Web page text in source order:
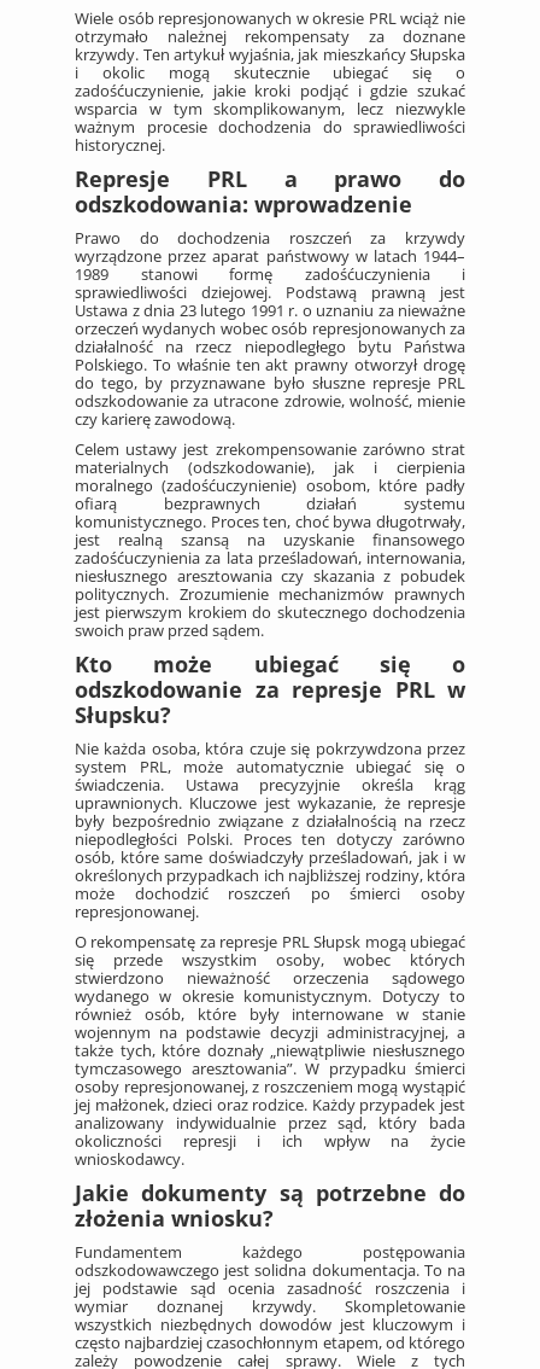
Wiele osób represjonowanych w okresie PRL wciąż nie
otrzymało należnej rekompensaty za doznane
krzywdy. Ten artykuł wyjaśnia, jak mieszkańcy Słupska
i okolic mogą skutecznie ubiegać się o
zadośćuczynienie, jakie kroki podjąć i gdzie szukać
wsparcia w tym skomplikowanym, lecz niezwykle
ważnym procesie dochodzenia do sprawiedliwości
historycznej.
Represje PRL a prawo do
odszkodowania: wprowadzenie
Prawo do dochodzenia roszczeń za krzywdy
wyrządzone przez aparat państwowy w latach 1944–
1989 stanowi formę zadośćuczynienia i
sprawiedliwości dziejowej. Podstawą prawną jest
Ustawa z dnia 23 lutego 1991 r. o uznaniu za nieważne
orzeczeń wydanych wobec osób represjonowanych za
działalność na rzecz niepodległego bytu Państwa
Polskiego. To właśnie ten akt prawny otworzył drogę
do tego, by przyznawane było słuszne represje PRL
odszkodowanie za utracone zdrowie, wolność, mienie
czy karierę zawodową.
Celem ustawy jest zrekompensowanie zarówno strat
materialnych (odszkodowanie), jak i cierpienia
moralnego (zadośćuczynienie) osobom, które padły
ofiarą bezprawnych działań systemu
komunistycznego. Proces ten, choć bywa długotrwały,
jest realną szansą na uzyskanie finansowego
zadośćuczynienia za lata prześladowań, internowania,
niesłusznego aresztowania czy skazania z pobudek
politycznych. Zrozumienie mechanizmów prawnych
jest pierwszym krokiem do skutecznego dochodzenia
swoich praw przed sądem.
Kto może ubiegać się o
odszkodowanie za represje PRL w
Słupsku?
Nie każda osoba, która czuje się pokrzywdzona przez
system PRL, może automatycznie ubiegać się o
świadczenia. Ustawa precyzyjnie określa krąg
uprawnionych. Kluczowe jest wykazanie, że represje
były bezpośrednio związane z działalnością na rzecz
niepodległości Polski. Proces ten dotyczy zarówno
osób, które same doświadczyły prześladowań, jak i w
określonych przypadkach ich najbliższej rodziny, która
może dochodzić roszczeń po śmierci osoby
represjonowanej.
O rekompensatę za represje PRL Słupsk mogą ubiegać
się przede wszystkim osoby, wobec których
stwierdzono nieważność orzeczenia sądowego
wydanego w okresie komunistycznym. Dotyczy to
również osób, które były internowane w stanie
wojennym na podstawie decyzji administracyjnej, a
także tych, które doznały „niewątpliwie niesłusznego
tymczasowego aresztowania”. W przypadku śmierci
osoby represjonowanej, z roszczeniem mogą wystąpić
jej małżonek, dzieci oraz rodzice. Każdy przypadek jest
analizowany indywidualnie przez sąd, który bada
okoliczności represji i ich wpływ na życie
wnioskodawcy.
Jakie dokumenty są potrzebne do
złożenia wniosku?
Fundamentem każdego postępowania
odszkodowawczego jest solidna dokumentacja. To na
jej podstawie sąd ocenia zasadność roszczenia i
wymiar doznanej krzywdy. Skompletowanie
wszystkich niezbędnych dowodów jest kluczowym i
często najbardziej czasochłonnym etapem, od którego
zależy powodzenie całej sprawy. Wiele z tych